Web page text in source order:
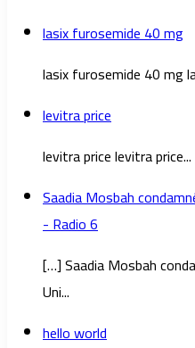
lasix furosemide 40 mg
lasix furosemide 40 mg
levitra price
levitra price levitra price...
Saadia Mosbah
- Radio 6
[…] Saadia Mosbah
Uni...
hello world